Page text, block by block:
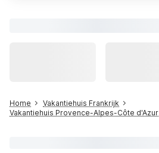
Home
Vakantiehuis Frankrijk
Vakantiehuis Provence-Alpes-Côte d'Azur